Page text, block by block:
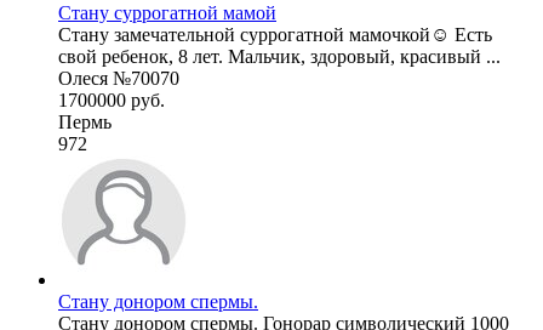
Стану суррогатной мамой
Стану замечательной суррогатной мамочкой☺️ Есть
свой ребенок, 8 лет. Мальчик, здоровый, красивый ...
Олеся №70070
1700000 руб.
Пермь
972
Стану донором спермы.
Стану донором спермы. Гонорар символический 1000